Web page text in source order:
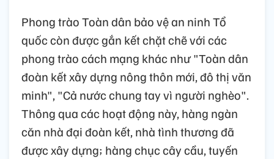
Phong trào Toàn dân bảo vệ an ninh Tổ
quốc còn được gắn kết chặt chẽ với các
phong trào cách mạng khác như "Toàn dân
đoàn kết xây dựng nông thôn mới, đô thị văn
minh", "Cả nước chung tay vì người nghèo".
Thông qua các hoạt động này, hàng ngàn
căn nhà đại đoàn kết, nhà tình thương đã
được xây dựng; hàng chục cây cầu, tuyến